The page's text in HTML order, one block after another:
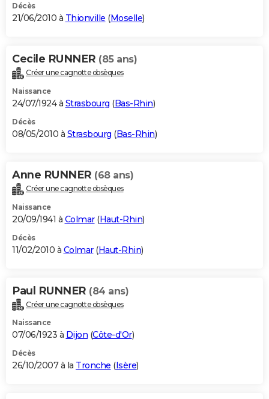
Décès
21/06/2010 à Thionville (Moselle)
Cecile RUNNER (85 ans)
Créer une cagnotte obsèques
Naissance
24/07/1924 à Strasbourg (Bas-Rhin)
Décès
08/05/2010 à Strasbourg (Bas-Rhin)
Anne RUNNER (68 ans)
Créer une cagnotte obsèques
Naissance
20/09/1941 à Colmar(Haut-Rhin)
Décès
11/02/2010 à Colmar(Haut-Rhin)
Paul RUNNER (84 ans)
Créer une cagnotte obsèques
Naissance
07/06/1923 à Dijon (Côte-d'Or)
Décès
26/10/2007 à la Tronche (Isère)